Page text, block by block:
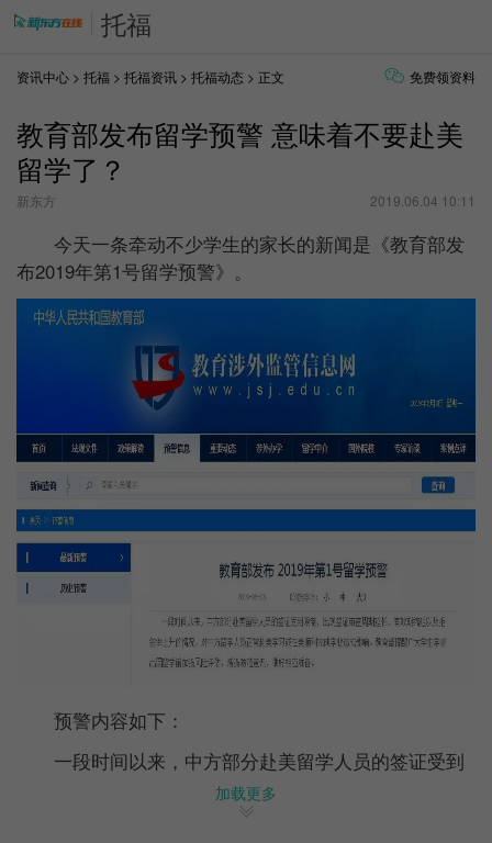
托福
资讯中心 > 托福 > 托福资讯 > 托福动态 > 正文 免费领资料
教育部发布留学预警 意味着不要赴美
留学了？
新东方 2019.06.04 10:11
今天一条牵动不少学生的家长的新闻是《教育部发
布2019年第1号留学预警》。
预警内容如下：
一段时间以来，中方部分赴美留学人员的签证受到
限制，出现签证审查周期延长、有效期缩短以及拒签率
加载更多